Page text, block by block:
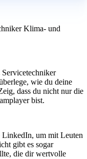
Klima- und
wie du deine
dass du nicht nur die
bist.
um mit Leuten
gibt es sogar
die dir wertvolle